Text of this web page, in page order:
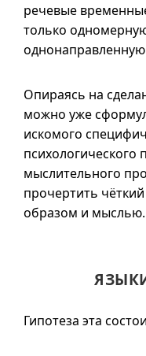
речевые
только
Опираясь на
можно уже
искомого
психологического
мыслительного
прочертить
образом и мыслью.
Гипотеза эта